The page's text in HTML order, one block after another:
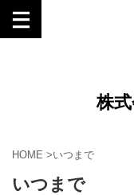
株
HOME >いつまで
いつまで